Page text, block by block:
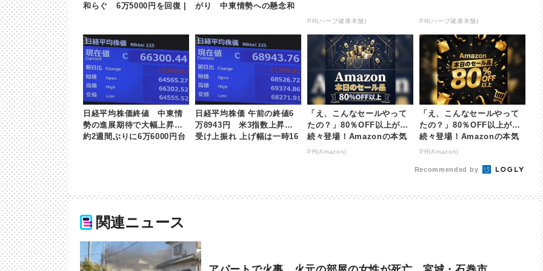
和らぐ 6万5000円を回復 |
がり 中東情勢への懸念和
PR(ハーブ健康本舗) PR(ハーブ健康本舗)
日経平均株価終値 中東情
勢の進展期待で大幅上昇
約2週間ぶりに6万6000円台
日経平均株価 午前の終値6
万8943円 米3指数上昇を
受け上振れ 上げ幅は一時16
「え、こんなセールやって
たの？」80％OFF以上が
続々登場！Amazonの本気
が凄すぎる
PR(Amazon)
「え、こんなセールやって
たの？」80％OFF以上が
続々登場！Amazonの本気
が凄すぎる
PR(Amazon)
Recommended by
関連ニュース